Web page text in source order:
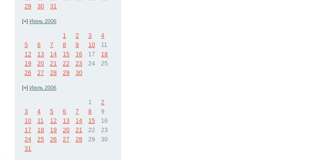
29
30 31
[+] Июнь 2006
1 2 3
4
5
6 7 8 9 10
11
12
13 14 15 16 17
18
19
20 21 22 23 24
25
26
27 28 29 30
[+] Июль 2006
1
2
3
4 5 6 7 8
9
10
11 12 13 14 15
16
17
18 19 20 21 22
23
24
25 26 27 28 29
30
31